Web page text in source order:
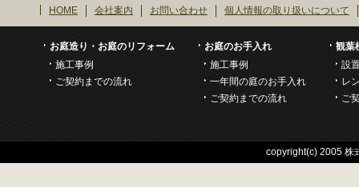
HOME 会社案内 お問い合わせ 個人情報の取り扱いについて
お庭造り・お庭のリフォーム
施工事例
ご契約までの流れ
お庭のお手入れ
施工事例
一年間の庭のお手入れ
ご契約までの流れ
観葉
設
レ
ご
copyright(c) 2005 株